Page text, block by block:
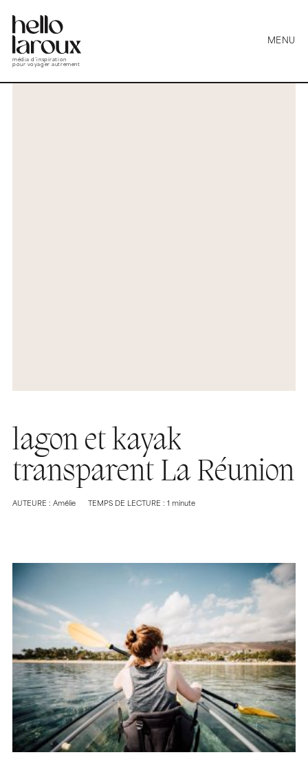
média d’inspiration
pour voyager autrement
MENU
lagon et kayak
transparent La Réunion
AUTEURE : Amélie TEMPS DE LECTURE : 1 minute